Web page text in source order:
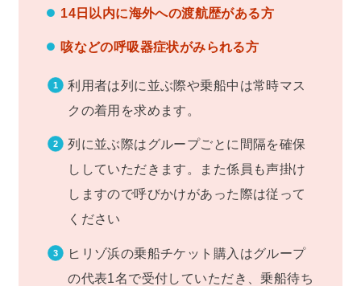
14日以内に海外への渡航歴がある方
咳などの呼吸器症状がみられる方
利用者は列に並ぶ際や乗船中は常時マス
クの着用を求めます。
列に並ぶ際はグループごとに間隔を確保
ししていただきます。また係員も声掛け
しますので呼びかけがあった際は従って
ください
ヒリゾ浜の乗船チケット購入はグループ
の代表1名で受付していただき、乗船待ち